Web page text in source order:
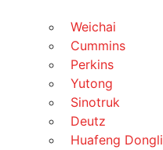
Weichai
Cummins
Perkins
Yutong
Sinotruk
Deutz
Huafeng Dongli